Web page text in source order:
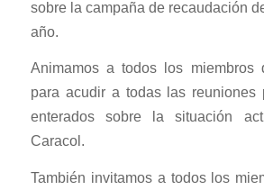
sobre la campaña de recaudación
año.
Animamos a todos los miembros
para acudir a todas las reuniones
enterados sobre la situación
Caracol.
También invitamos a todos los